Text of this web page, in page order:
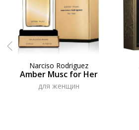
Narciso Rodriguez
Amber Musc for Her
для женщин